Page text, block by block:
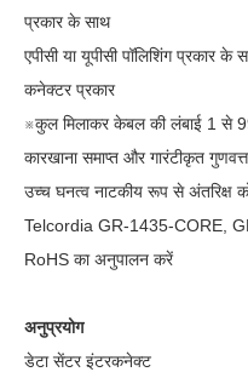
प्रकार के साथ
एपीसी या यूपीसी पॉलिशिंग प्रकार
कनेक्टर प्रकार
※कुल मिलाकर केबल की लंबाई 1 से
कारखाना समाप्त और गारंटीकृत
उच्च घनत्व नाटकीय रूप से अंतरिक्ष
Telcordia GR-1435-CORE,
RoHS का अनुपालन करें
अनुप्रयोग
डेटा सेंटर इंटरकनेक्ट